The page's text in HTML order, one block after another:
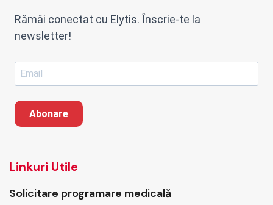
Rămâi conectat cu Elytis. Înscrie-te la
newsletter!
Abonare
Linkuri Utile
Solicitare programare medicală